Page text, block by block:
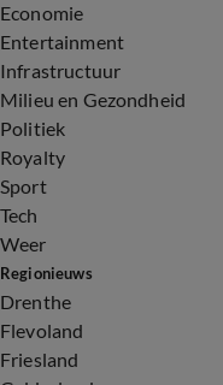
Economie
Entertainment
Infrastructuur
Milieu en Gezondheid
Politiek
Royalty
Sport
Tech
Weer
Regionieuws
Drenthe
Flevoland
Friesland